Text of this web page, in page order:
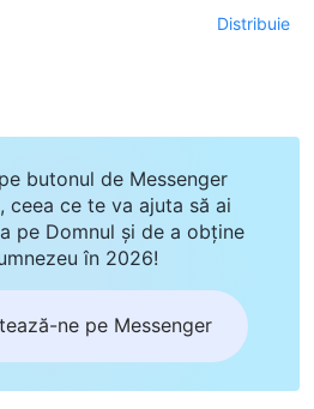
Distribuie
butonul de Messenger
ceea ce te va ajuta să ai
pe Domnul și de a obține
în 2026!
ne pe Messenger